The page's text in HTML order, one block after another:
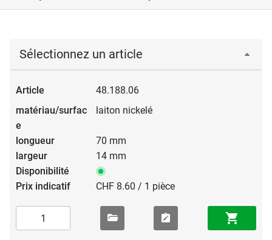
Sélectionnez un article
48.188.06
laiton nickelé
70 mm
14 mm
CHF 8.60 / 1 pièce